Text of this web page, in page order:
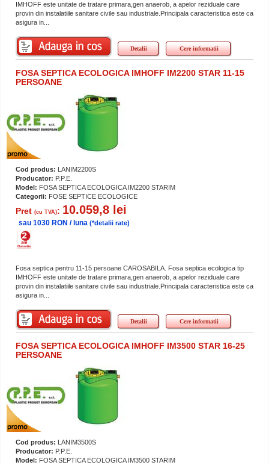
IMHOFF este unitate de tratare primara,gen anaerob, a apelor reziduale care
provin din instalatiile sanitare civile sau industriale.Principala caracteristica este ca
asigura in...
Detalii Cere informatii
FOSA SEPTICA ECOLOGICA IMHOFF IM2200 STAR 11-15
PERSOANE
Cod produs: LANIM2200S
Producator: P.P.E.
Model: FOSA SEPTICA ECOLOGICA IM2200 STARIM
Categorii: FOSE SEPTICE ECOLOGICE
Pret (cu TVA): 10.059,8 lei
sau 1030 RON / luna (*detalii rate)
Fosa septica pentru 11-15 persoane CAROSABILA. Fosa septica ecologica tip
IMHOFF este unitate de tratare primara,gen anaerob, a apelor reziduale care
provin din instalatiile sanitare civile sau industriale.Principala caracteristica este ca
asigura in...
Detalii Cere informatii
FOSA SEPTICA ECOLOGICA IMHOFF IM3500 STAR 16-25
PERSOANE
Cod produs: LANIM3500S
Producator: P.P.E.
Model: FOSA SEPTICA ECOLOGICA IM3500 STARIM